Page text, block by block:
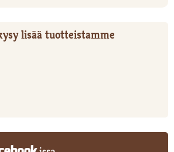
lisää tuotteistamme